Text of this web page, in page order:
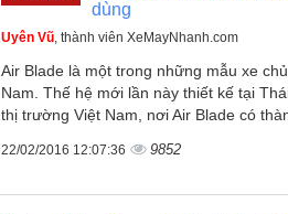
dùng
Uyên Vũ, thành viên XeMayNhanh.com
Air Blade là một trong những mẫu xe
Nam. Thế hệ mới lần này thiết kế tại
thị trường Việt Nam, nơi Air Blade có
22/02/2016 12:07:36 9852